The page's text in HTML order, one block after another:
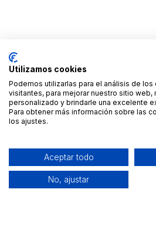
Utilizamos cookies
Podemos utilizarlas para el análisis de
visitantes, para mejorar nuestro sitio web,
personalizado y brindarle una excelente
Para obtener más información sobre las
los ajustes.
Aceptar todo
No, ajustar